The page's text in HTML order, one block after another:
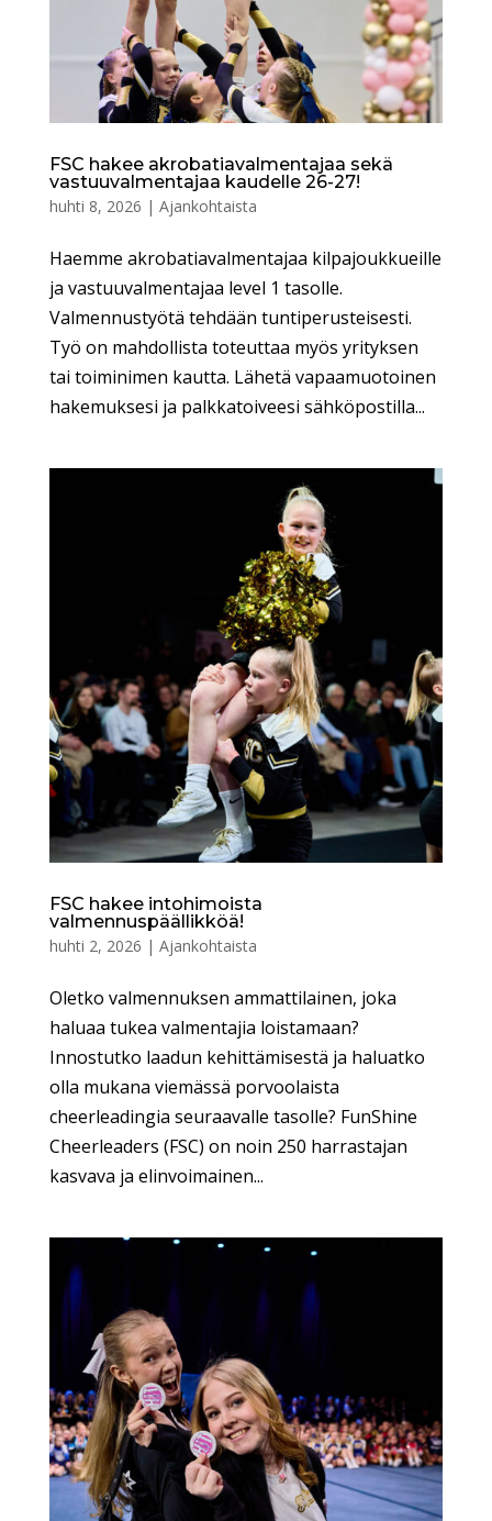
FSC hakee akrobatiavalmentajaa sekä
vastuuvalmentajaa kaudelle 26-27!
huhti 8, 2026 | Ajankohtaista
Haemme akrobatiavalmentajaa kilpajoukkueille
ja vastuuvalmentajaa level 1 tasolle.
Valmennustyötä tehdään tuntiperusteisesti.
Työ on mahdollista toteuttaa myös yrityksen
tai toiminimen kautta. Lähetä vapaamuotoinen
hakemuksesi ja palkkatoiveesi sähköpostilla...
FSC hakee intohimoista
valmennuspäällikköä!
huhti 2, 2026 | Ajankohtaista
Oletko valmennuksen ammattilainen, joka
haluaa tukea valmentajia loistamaan?
Innostutko laadun kehittämisestä ja haluatko
olla mukana viemässä porvoolaista
cheerleadingia seuraavalle tasolle? FunShine
Cheerleaders (FSC) on noin 250 harrastajan
kasvava ja elinvoimainen...